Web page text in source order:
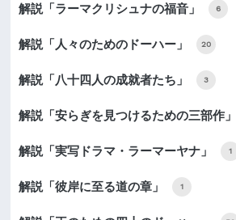
解説「ラーマクリシュナの福音」 6
解説「人々のためのドーハー」 20
解説「八十四人の成就者たち」 3
解説「安らぎを見つけるための三部作」
解説「実写ドラマ・ラーマーヤナ」 1
解説「彼岸に至る道の章」 1